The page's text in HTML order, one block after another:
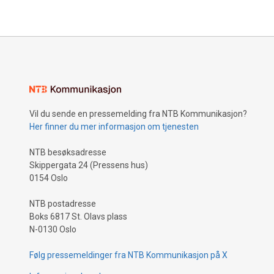
Vil du sende en pressemelding fra NTB Kommunikasjon?
Her finner du mer informasjon om tjenesten
NTB besøksadresse
Skippergata 24 (Pressens hus)
0154 Oslo
NTB postadresse
Boks 6817 St. Olavs plass
N-0130 Oslo
Følg pressemeldinger fra NTB Kommunikasjon på X